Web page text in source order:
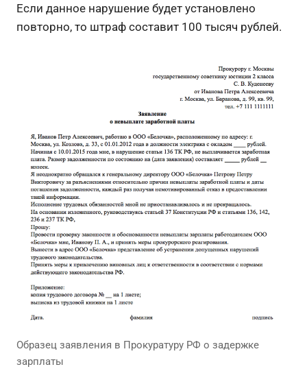
Если данное нарушение будет установлено
повторно, то штраф составит 100 тысяч рублей.
Образец заявления в Прокуратуру РФ о задержке
зарплаты